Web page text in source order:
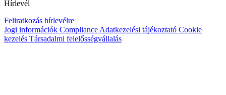
Hírlevél
Feliratkozás hírlevélre
Jogi információk Compliance Adatkezelési tájékoztató Cookie
kezelés Társadalmi felelősségvállalás